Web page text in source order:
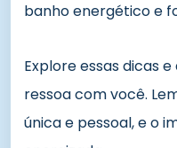
banho energético e
Explore essas dicas
ressoa com você.
única e pessoal, e o